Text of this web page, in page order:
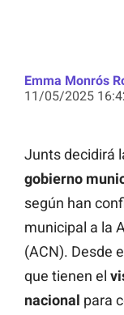
Emma Monrós
11/05/2025
Junts decidirá
gobierno
según han
municipal a la
(ACN). Desde
que tienen el
nacional para